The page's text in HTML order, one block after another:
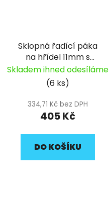
Sklopná řadící páka
na hřídel 11mm s
prodlouženým
osazením pitbike YCF
Skladem ihned odesíláme
(6 ks)
334,71 Kč bez DPH
405 Kč
DO KOŠÍKU